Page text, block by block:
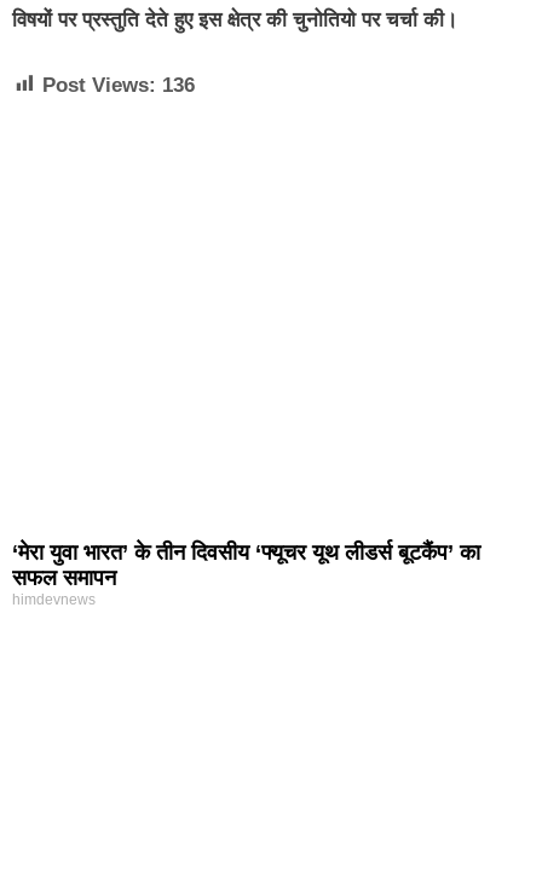
विषयों पर प्रस्तुति देते हुए इस क्षेत्र की चुनोतियो पर चर्चा की।
Post Views: 136
‘मेरा युवा भारत’ के तीन दिवसीय ‘फ्यूचर यूथ लीडर्स बूटकैंप’ का
सफल समापन
himdevnews